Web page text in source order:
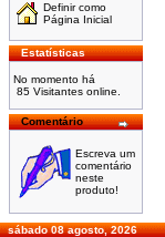
Definir como
Página Inicial
Estatísticas
No momento há
85 Visitantes online.
Comentário
Escreva um
comentário
neste
produto!
sábado 08 agosto, 2026